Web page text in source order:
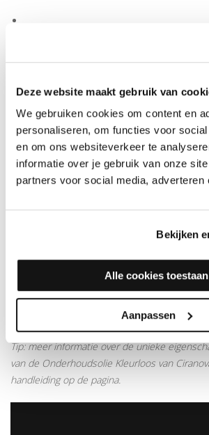
Deze website maakt gebruik van
We gebruiken cookies om content en
personaliseren, om functies voor
en om ons websiteverkeer te
informatie over je gebruik van onze
partners voor social media, adverteren
Bekijken
Alle cookies toestaan
Aanpassen
GEBRUIKSAANWIJZING CIRANOVA
Goed schudden voor gebruik.
dun en egaal aanbrengen met een
oliespons,kwast ,olie rollerofspaanen
indringen. Veeg nadien het oppervlak nog
droge, pluisvrije doek. De onderhoudsolie
kleven te vermijden. Voor het beste
intensiefreiniger Ciranova.
ONDERHOUDSOLIE CLEAR MAT
parketzeep kleurloos
dopjes toevoegen aan het water en dweilen
periodiek onderhoud gebruikt men dan
Tip: meer informatie over de unieke
van de Onderhoudsolie Kleurloos van
handleiding op de pagina.